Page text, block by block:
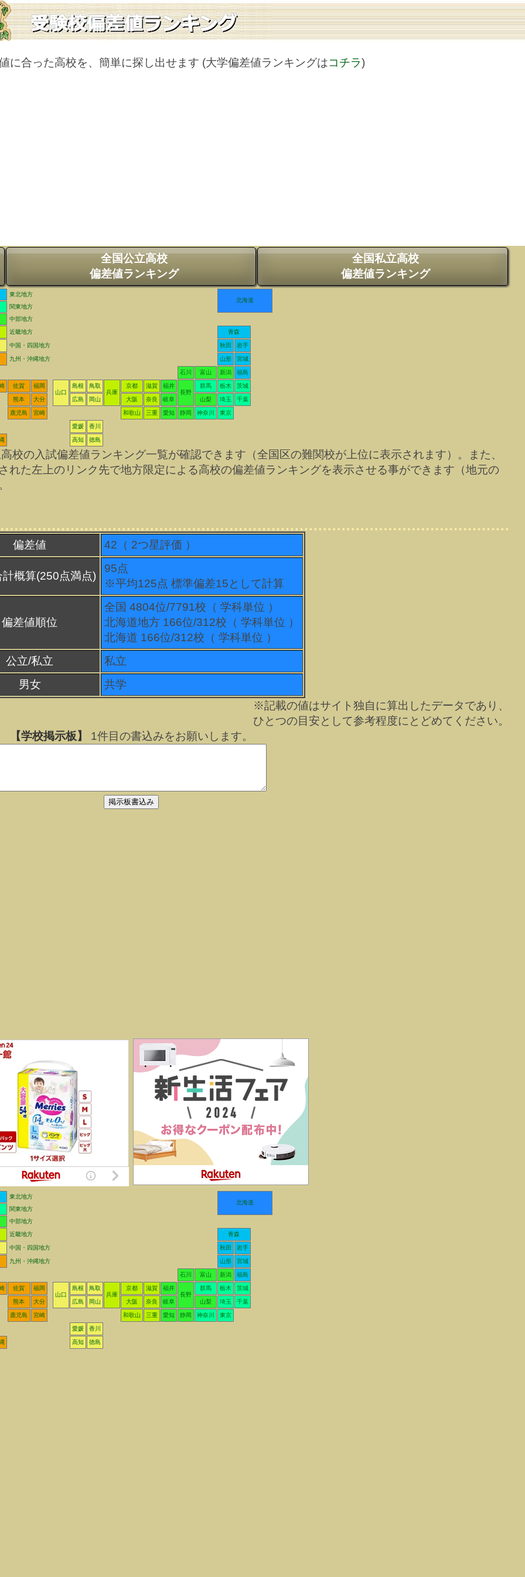
に合った高校を、簡単に探し出せます (大学偏差値ランキングはコチラ)
全国公立高校
偏差値ランキング
全国私立高校
偏差値ランキング
東北地方
北海道
関東地方
中部地方
近畿地方
青森
中国・四国地方 秋田 岩手
九州・沖縄地方 山形 宮城
石川 富山 新潟 福島
佐賀
福岡
山口
島根
鳥取
兵庫
京都 滋賀
福井
長野
群馬 栃木 茨城
熊本 大分 広島 岡山 大阪 奈良 岐阜 山梨 埼玉 千葉
鹿児島 宮崎 和歌山 三重 愛知 静岡 神奈川 東京
愛媛 香川
高知 徳島
の入試偏差値ランキング一覧が確認できます（全国区の難関校が上位に表示されます）。また、
れた左上のリンク先で地方限定による高校の偏差値ランキングを表示させる事ができます（地元の
偏差値 42（ 2つ星評価 ）
概算(250点満点)
95点
※平均125点 標準偏差15として計算
偏差値順位
全国 4804位/7791校（ 学科単位 ）
北海道地方 166位/312校（ 学科単位 ）
北海道 166位/312校（ 学科単位 ）
公立/私立
私立
男女
共学
※記載の値はサイト独自に算出したデータであり、
ひとつの目安として参考程度にとどめてください。
【学校掲示板】
1件目の書込みをお願いします。
東北地方
北海道
関東地方
中部地方
近畿地方
青森
中国・四国地方 秋田 岩手
九州・沖縄地方 山形 宮城
石川 富山 新潟 福島
佐賀
福岡
山口
島根
鳥取
兵庫
京都 滋賀
福井
長野
群馬 栃木 茨城
熊本 大分 広島 岡山 大阪 奈良 岐阜 山梨 埼玉 千葉
鹿児島 宮崎 和歌山 三重 愛知 静岡 神奈川 東京
愛媛 香川
高知 徳島